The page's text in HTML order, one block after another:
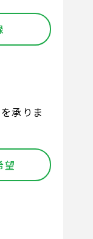
承りま
望